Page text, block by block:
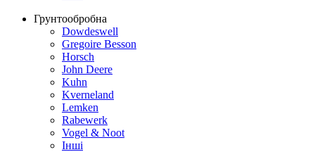
Грунтообробна
Dowdeswell
Gregoire Besson
Horsch
John Deere
Kuhn
Kverneland
Lemken
Rabewerk
Vogel & Noot
Інші